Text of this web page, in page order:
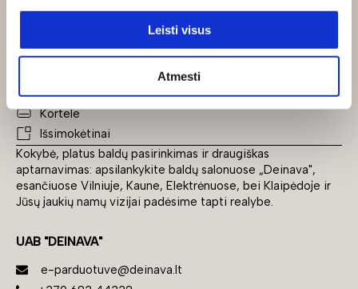
Leisti visus
Atmesti
Kokybė, platus baldų pasirinkimas ir draugiškas
aptarnavimas: apsilankykite baldų salonuose „Deinava",
esančiuose Vilniuje, Kaune, Elektrėnuose, bei Klaipėdoje ir
Jūsų jaukių namų vizijai padėsime tapti realybe.
UAB "DEINAVA"
e-parduotuve@deinava.lt
Grynaisiais
Kortele
Išsimokėtinai